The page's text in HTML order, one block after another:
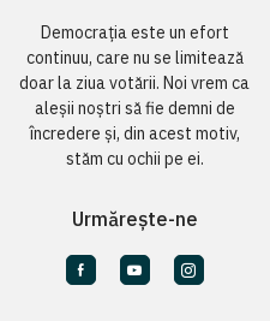
Democrația este un efort
continuu, care nu se limitează
doar la ziua votării. Noi vrem ca
aleșii noștri să fie demni de
încredere și, din acest motiv,
stăm cu ochii pe ei.
Urmărește-ne